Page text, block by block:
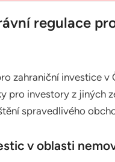
regulace
zahraniční investice
pro investory z jiných
spravedlivého
v oblasti